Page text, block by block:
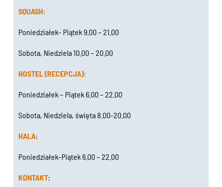
SQUASH:
Poniedziałek- Piątek 9.00 – 21.00
Sobota, Niedziela 10.00 – 20.00
HOSTEL (RECEPCJA):
Poniedziałek – Piątek 6.00 – 22.00
Sobota, Niedziela, święta 8.00-20.00
HALA:
Poniedziałek-Piątek 6.00 – 22.00
KONTAKT: